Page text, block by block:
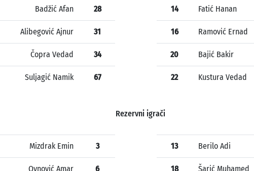
Badžić Afan 28
Alibegović Ajnur 31
Čopra Vedad 34
Suljagić Namik 67
14 Fatić Hanan
16 Ramović Ernad
20 Bajić Bakir
22 Kustura Vedad
Rezervni igrači
Mizdrak Emin 3
Ovnović Amar 6
13 Berilo Adi
18 Šarić Muhamed